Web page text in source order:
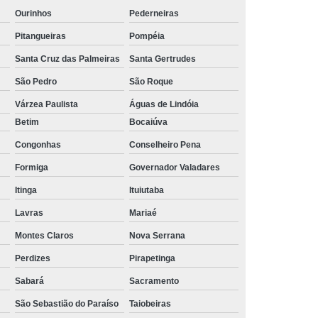
Ourinhos Pederneiras
Pitangueiras Pompéia
Santa Cruz das Palmeiras Santa Gertrudes
São Pedro São Roque
Várzea Paulista
Águas de Lindóia
Betim
Bocaiúva
Congonhas Conselheiro Pena
Formiga Governador Valadares
Itinga Ituiutaba
Lavras Mariaé
Montes Claros Nova Serrana
Perdizes Pirapetinga
Sabará Sacramento
São Sebastião do Paraíso Taiobeiras